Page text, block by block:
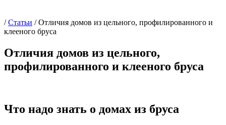
/Статьи / Отличия домов из цельного, профилированного и
клееного бруса
Отличия домов из цельного,
профилированного и клееного бруса
Что надо знать о домах из бруса